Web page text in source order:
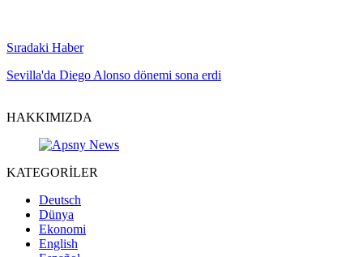
Sıradaki Haber
Sevilla'da Diego Alonso dönemi sona erdi
HAKKIMIZDA
KATEGORİLER
Deutsch
Dünya
Ekonomi
English